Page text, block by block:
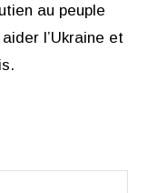
au peuple
l’Ukraine et